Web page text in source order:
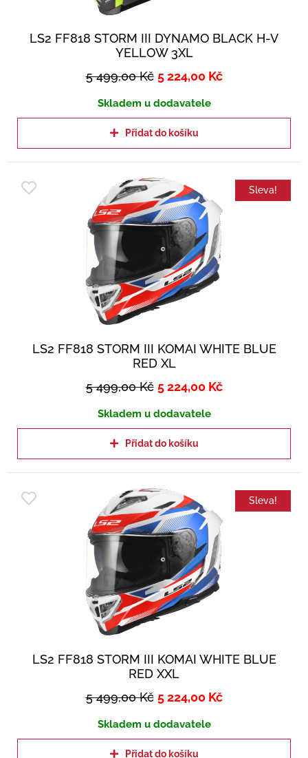
LS2 FF818 STORM III DYNAMO BLACK H-V
YELLOW 3XL
5 499,00Kč 5 224,00 Kč
Skladem u dodavatele
Přidat do košíku
Sleva!
LS2 FF818 STORM III KOMAI WHITE BLUE
RED XL
5 499,00Kč 5 224,00 Kč
Skladem u dodavatele
Přidat do košíku
Sleva!
LS2 FF818 STORM III KOMAI WHITE BLUE
RED XXL
5 499,00Kč 5 224,00 Kč
Skladem u dodavatele
Přidat do košíku